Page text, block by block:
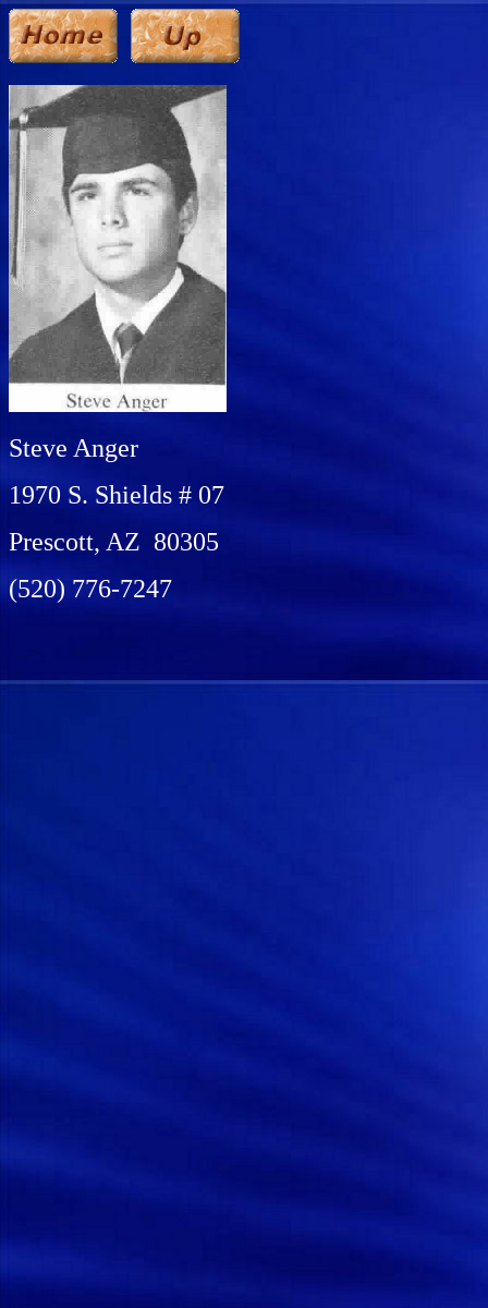
Steve Anger
1970 S. Shields # 07
Prescott, AZ 80305
(520) 776-7247